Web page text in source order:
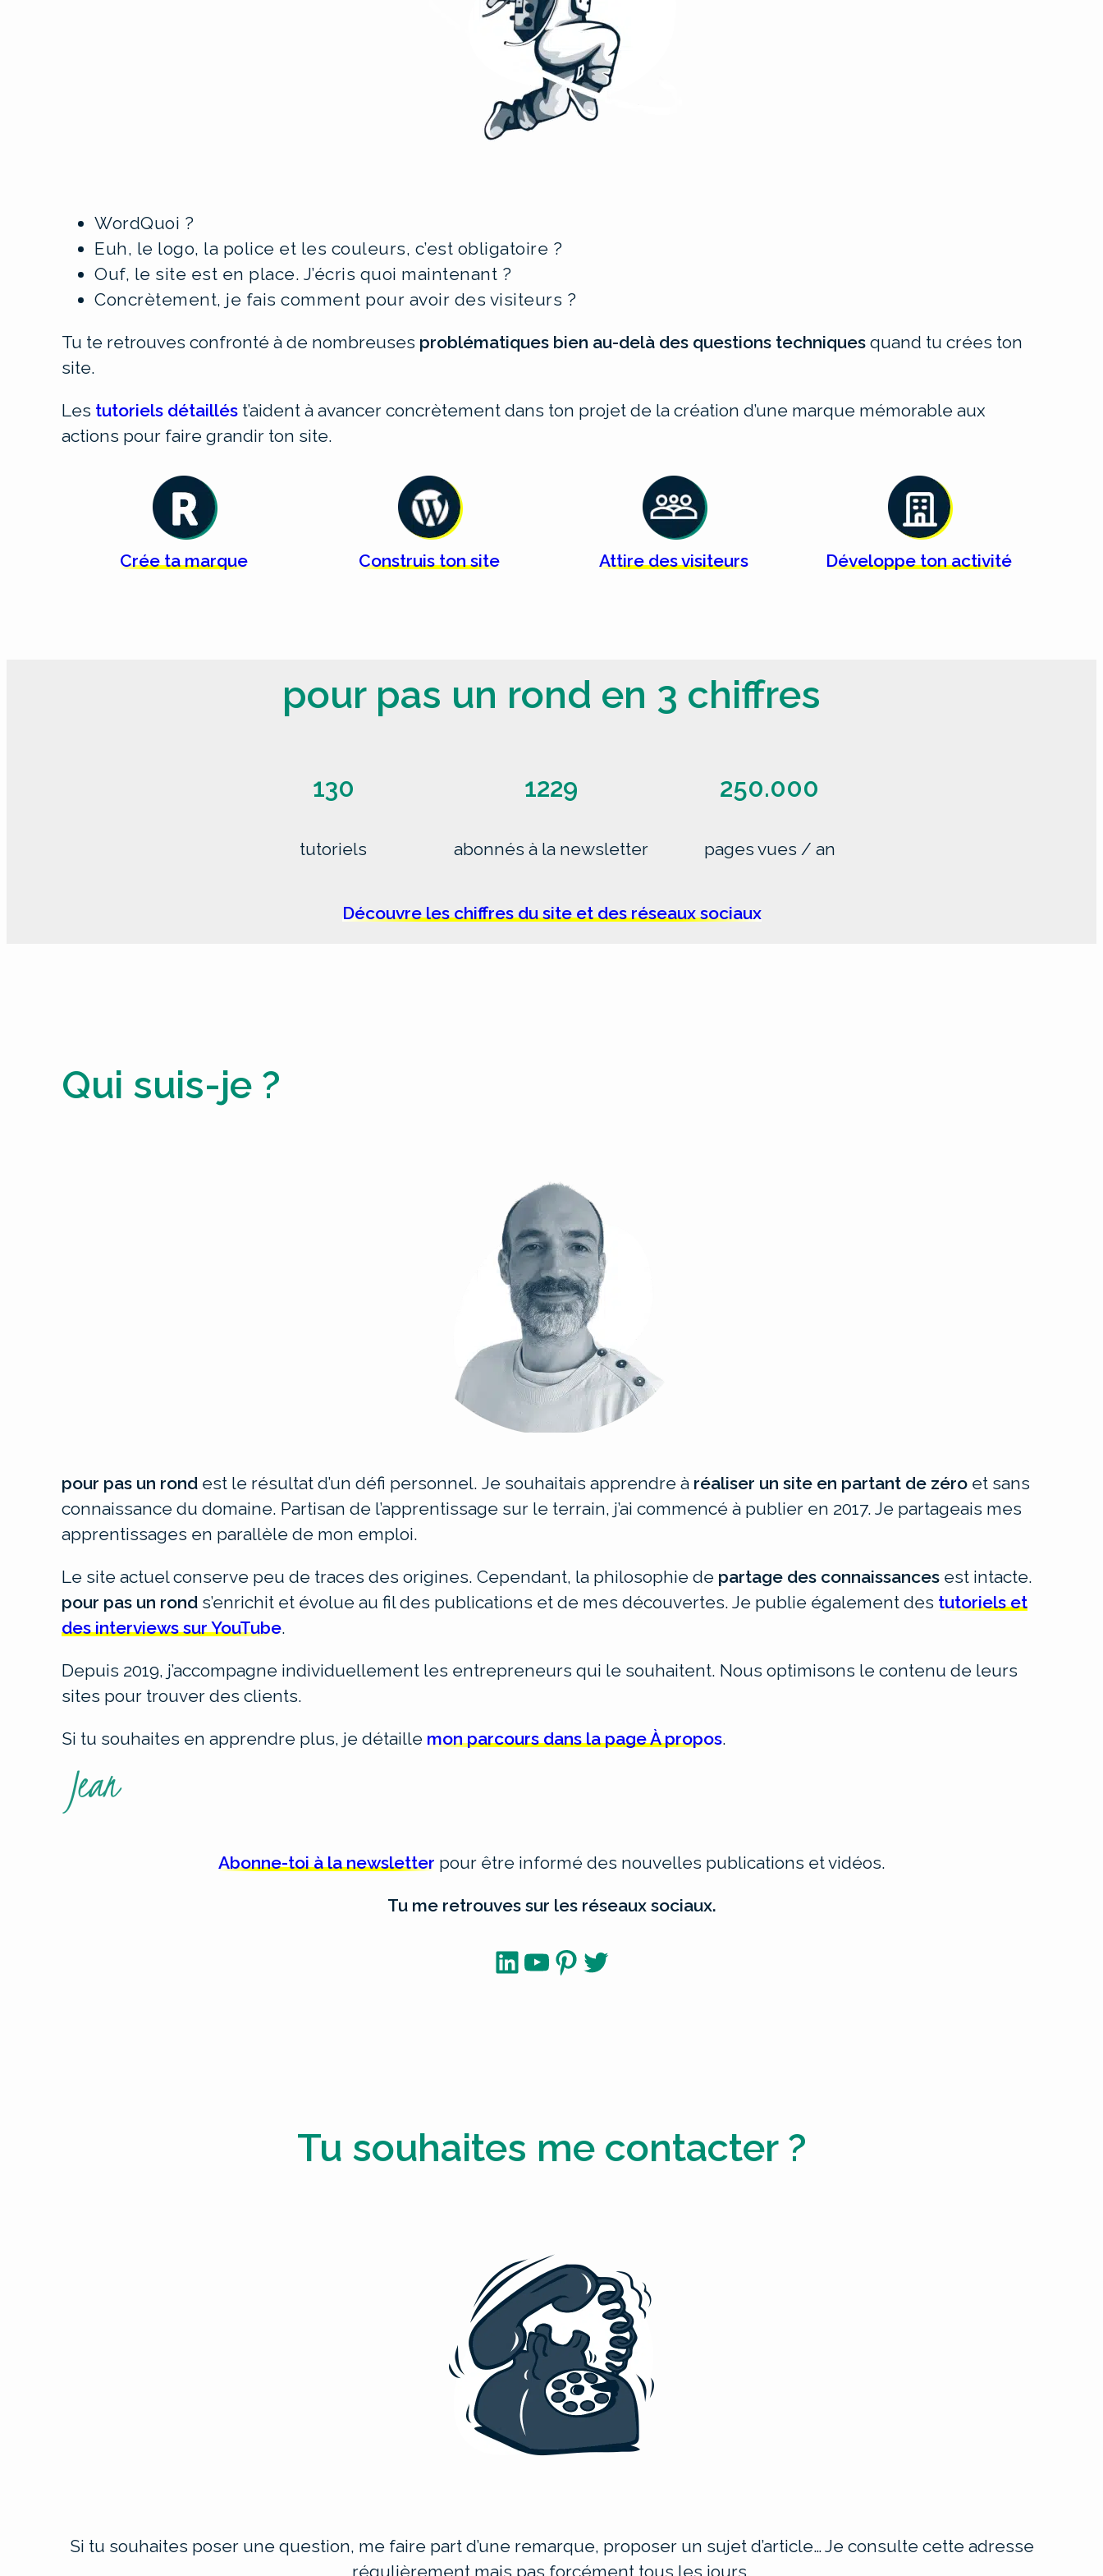
WordQuoi ?
Euh, le logo, la police et les couleurs, c’est obligatoire ?
Ouf, le site est en place. J’écris quoi maintenant ?
Concrètement, je fais comment pour avoir des visiteurs ?
Tu te retrouves confronté à de nombreuses problématiques bien au-delà des questions techniques quand tu crées ton
site.
Les tutoriels détaillés t’aident à avancer concrètement dans ton projet de la création d’une marque mémorable aux
actions pour faire grandir ton site.
Crée tamarque Construis tonsite Attire desvisiteurs Développe tonactivité
pour pas un rond en 3 chiffres
130
tutoriels
1229
abonnés à la newsletter
250.000
pages vues / an
Découvre les chiffres du site et des réseaux sociaux
Qui suis-je ?
pour pas un rond est le résultat d’un défi personnel. Je souhaitais apprendre à réaliser un site en partant de zéro et sans
connaissance du domaine. Partisan de l’apprentissage sur le terrain, j’ai commencé à publier en 2017. Je partageais mes
apprentissages en parallèle de mon emploi.
Le site actuel conserve peu de traces des origines. Cependant, la philosophie de partage des connaissances est intacte.
pour pas un rond s’enrichit et évolue au fil des publications et de mes découvertes. Je publie également des tutoriels et
des interviews sur YouTube.
Depuis 2019, j’accompagne individuellement les entrepreneurs qui le souhaitent. Nous optimisons le contenu de leurs
sites pour trouver des clients.
Si tu souhaites en apprendre plus, je détaille mon parcours dans la page À propos.
Abonne-toi à la newsletter pour être informé des nouvelles publications et vidéos.
Tu me retrouves sur les réseaux sociaux.
LinkedIn
YouTube
Pinterest
Twitter
Tu souhaites me contacter ?
Si tu souhaites poser une question, me faire part d’une remarque, proposer un sujet d’article… Je consulte cette adresse
régulièrement mais pas forcément tous les jours.